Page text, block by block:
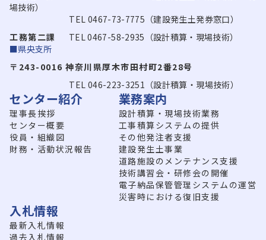
場技術）
TEL 0467-73-7775（建設発生土発券窓口）
工務第二課
TEL 0467-58-2935（設計積算・現場技術）
■県央支所
〒243-0016 神奈川県厚木市田村町2番28号
TEL 046-223-3251（設計積算・現場技術）
センター紹介
理事長挨拶
センター概要
役員・組織図
財務・活動状況報告
業務案内
設計積算・現場技術業務
工事積算システムの提供
その他発注者支援
建設発生土事業
道路施設のメンテナンス支援
技術講習会・研修会の開催
電子納品保管管理システムの運営
災害時における復旧支援
入札情報
最新入札情報
過去入札情報